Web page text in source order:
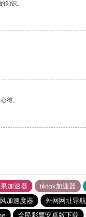
知识。
得。
加速器 tiktok加速器
加速度器 外网网址导航
全民彩票安卓版下载